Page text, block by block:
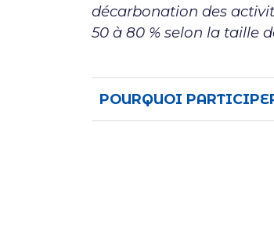
décarbonation des
50 à 80 % selon la taille
POURQUOI